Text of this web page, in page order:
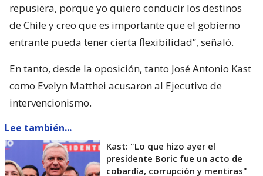
repusiera, porque yo quiero conducir los destinos
de Chile y creo que es importante que el gobierno
entrante pueda tener cierta flexibilidad”, señaló.
En tanto, desde la oposición, tanto José Antonio Kast
como Evelyn Matthei acusaron al Ejecutivo de
intervencionismo.
Lee también...
Kast: "Lo que hizo ayer el
presidente Boric fue un acto de
cobardía, corrupción y mentiras"